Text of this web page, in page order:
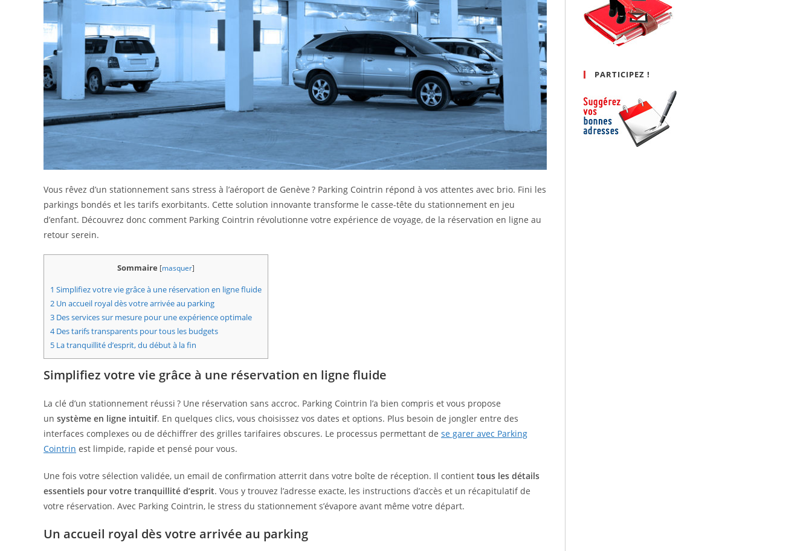
Vous rêvez d’un stationnement sans stress à l’aéroport de Genève ? Parking Cointrin répond à vos attentes avec brio. Fini les
parkings bondés et les tarifs exorbitants. Cette solution innovante transforme le casse-tête du stationnement en jeu
d’enfant. Découvrez donc comment Parking Cointrin révolutionne votre expérience de voyage, de la réservation en ligne au
retour serein.
Sommaire [masquer]
1 Simplifiez votre vie grâce à une réservation en ligne fluide
2 Un accueil royal dès votre arrivée au parking
3 Des services sur mesure pour une expérience optimale
4Des tarifs transparents pour tous les budgets
5 La tranquillité d’esprit, du début à la fin
Simplifiez votre vie grâce à une réservation en ligne fluide
La clé d’un stationnement réussi ? Une réservation sans accroc. Parking Cointrin l’a bien compris et vous propose
un système en ligne intuitif. En quelques clics, vous choisissez vos dates et options. Plus besoin de jongler entre des
interfaces complexes ou de déchiffrer des grilles tarifaires obscures. Le processus permettant de se garer avec Parking
Cointrin est limpide, rapide et pensé pour vous.
Une fois votre sélection validée, un email de confirmation atterrit dans votre boîte de réception. Il contient tous les détails
essentiels pour votre tranquillité d’esprit. Vous y trouvez l’adresse exacte, les instructions d’accès et un récapitulatif de
votre réservation. Avec Parking Cointrin, le stress du stationnement s’évapore avant même votre départ.
Un accueil royal dès votre arrivée au parking
PARTICIPEZ !